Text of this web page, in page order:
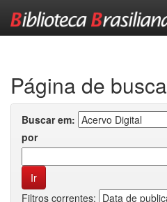
Página de busca
Buscar em:
por
Filtros correntes: